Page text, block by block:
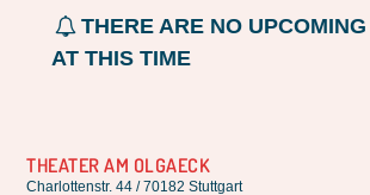
THERE ARE NO
AT THIS TIME
THEATER AM OLGAECK
Charlottenstr. 44 / 70182 Stuttgart